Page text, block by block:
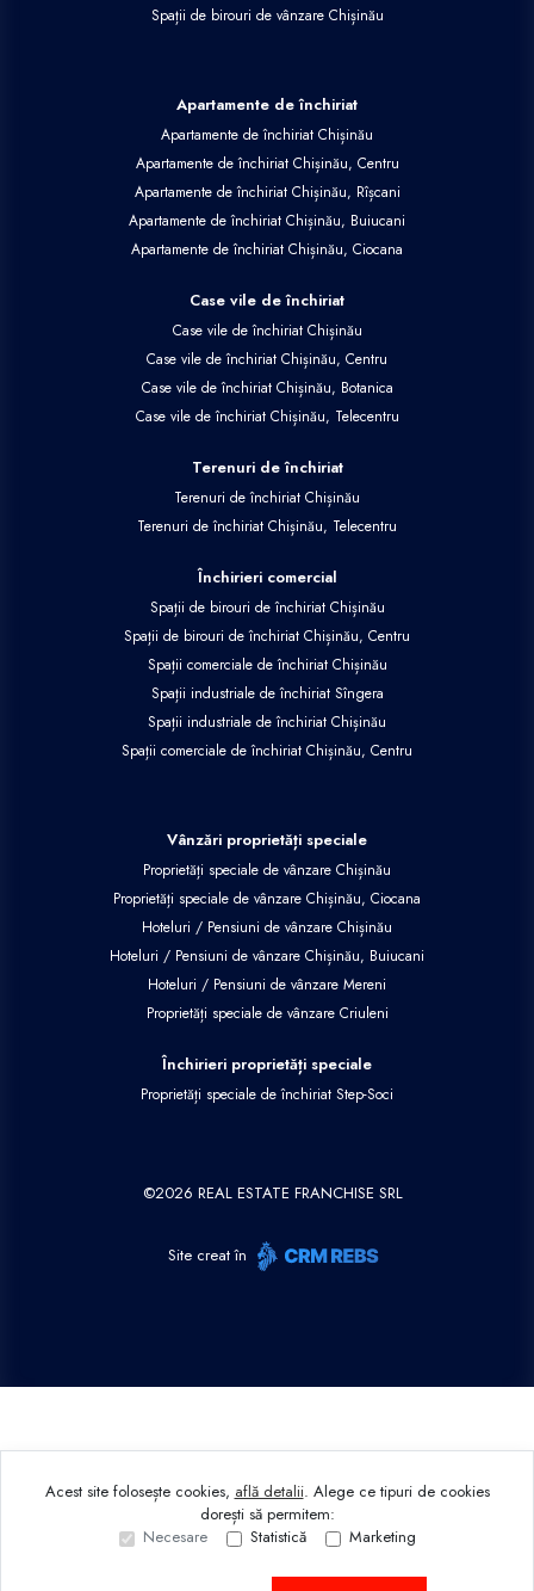
Spații de birouri de vânzare Chișinău
Apartamente de închiriat
Apartamente de închiriat Chișinău
Apartamente de închiriat Chișinău, Centru
Apartamente de închiriat Chișinău, Rîșcani
Apartamente de închiriat Chișinău, Buiucani
Apartamente de închiriat Chișinău, Ciocana
Case vile de închiriat
Case vile de închiriat Chișinău
Case vile de închiriat Chișinău, Centru
Case vile de închiriat Chișinău, Botanica
Case vile de închiriat Chișinău, Telecentru
Terenuri de închiriat
Terenuri de închiriat Chișinău
Terenuri de închiriat Chișinău, Telecentru
Închirieri comercial
Spații de birouri de închiriat Chișinău
Spații de birouri de închiriat Chișinău, Centru
Spații comerciale de închiriat Chișinău
Spații industriale de închiriat Sîngera
Spații industriale de închiriat Chișinău
Spații comerciale de închiriat Chișinău, Centru
Vânzări proprietăți speciale
Proprietăți speciale de vânzare Chișinău
Proprietăți speciale de vânzare Chișinău, Ciocana
Hoteluri / Pensiuni de vânzare Chișinău
Hoteluri / Pensiuni de vânzare Chișinău, Buiucani
Hoteluri / Pensiuni de vânzare Mereni
Proprietăți speciale de vânzare Criuleni
Închirieri proprietăți speciale
Proprietăți speciale de închiriat Step-Soci
©2026 REAL ESTATE FRANCHISE SRL
Site creat în
Acest site folosește cookies, află detalii. Alege ce tipuri de cookies
dorești să permitem:
Necesare
Statistică Marketing